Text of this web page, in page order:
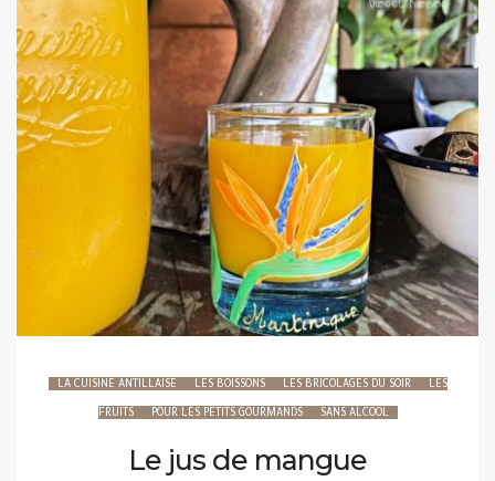
LA CUISINE ANTILLAISE LES BOISSONS LES BRICOLAGES DU SOIR LES
FRUITS POUR LES PETITS GOURMANDS SANS ALCOOL
Le jus de mangue